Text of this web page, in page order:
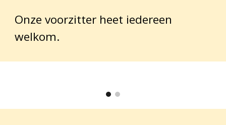
Onze voorzitter heet iedereen
welkom.